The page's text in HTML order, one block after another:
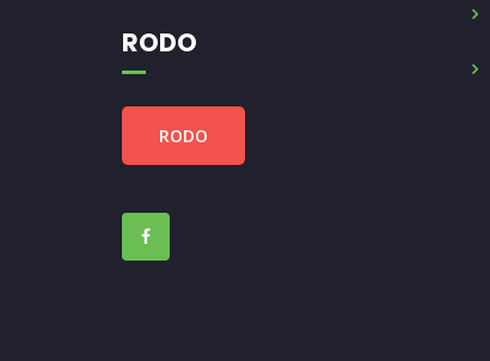
RODO
RODO